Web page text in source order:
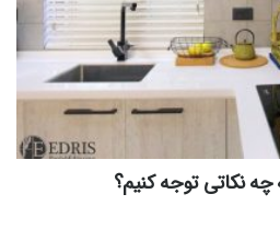
چه نکاتی توجه کنیم؟